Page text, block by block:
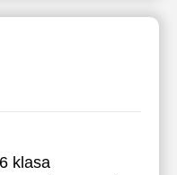
klasa
terminów terminów